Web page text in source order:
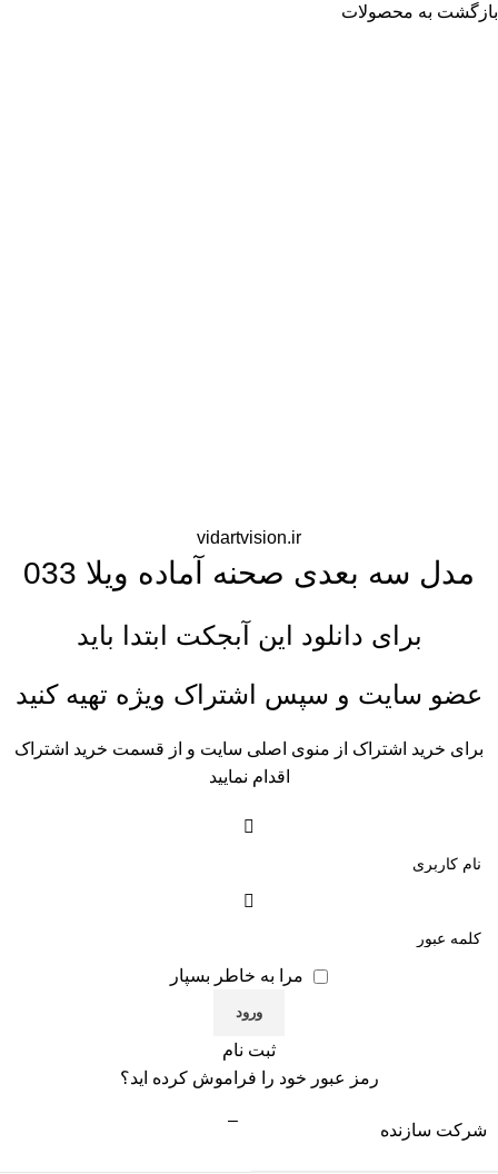
بازگشت به محصولات
vidartvision.ir
مدل سه بعدی صحنه آماده ویلا 033
برای دانلود این آبجکت ابتدا باید
عضو سایت و سپس اشتراک ویژه تهیه کنید
برای خرید اشتراک از منوی اصلی سایت و از قسمت خرید اشتراک
اقدام نمایید
مرا به خاطر بسپار
ثبت نام
رمز عبور خود را فراموش کرده اید؟
شرکت سازنده
–